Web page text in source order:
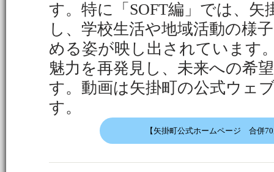
す。特に「SOFT編」では、
し、学校生活や地域活動の様
める姿が映し出されています
魅力を再発見し、未来への希
す。動画は矢掛町の公式ウェ
す。
【矢掛町公式ホームページ 合併